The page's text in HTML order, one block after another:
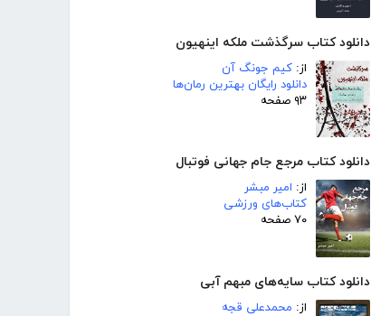
دانلود کتاب سرگذشت ملکه اینهیون
از: کیم جونگ آن
دانلود رایگان بهترین رمان‌ها
۹۳ صفحه
دانلود کتاب مرجع جام جهانی فوتبال
از: امیر مبشر
کتاب‌های ورزشی
۷۰ صفحه
دانلود کتاب سایه‌های مبهم آبی
از: محمدعلی قجه